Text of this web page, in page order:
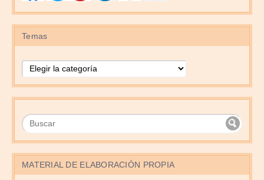
Temas
MATERIAL DE ELABORACIÓN PROPIA